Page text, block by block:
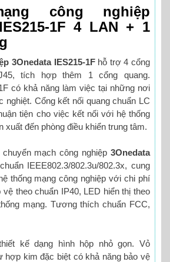
công nghiệp
1F 4 LAN + 1
3Onedata IES215-1Fhỗ trợ 4 cổng
tích hợp thêm 1 cổng quang.
có khả năng làm việc tại những nơi
nghiệt. Cổng kết nối quang chuẩn LC
tiện cho việc kết nối với hệ thống
đến phòng điều khiển trung tâm.
mạch công nghiệp 3Onedata
IEEE802.3/802.3u/802.3x, cung
thống mạng công nghiệp với chi phí
theo chuẩn IP40, LED hiển thị theo
mạng. Tương thích chuẩn FCC,
kế dạng hình hộp nhỏ gọn. Vỏ
kim đặc biệt có khả năng bảo vệ